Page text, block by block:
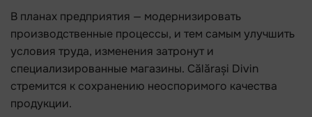
В планах предприятия — модернизировать
производственные процессы, и тем самым улучшить
условия труда, изменения затронут и
специализированные магазины. Călărași Divin
стремится к сохранению неоспоримого качества
продукции.